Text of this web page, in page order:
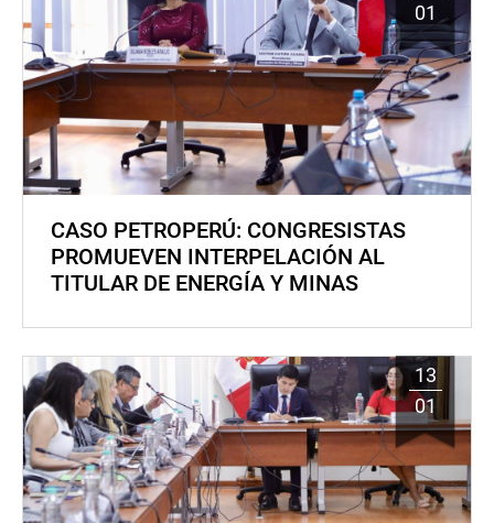
01
CASO PETROPERÚ: CONGRESISTAS
PROMUEVEN INTERPELACIÓN AL
TITULAR DE ENERGÍA Y MINAS
13
01